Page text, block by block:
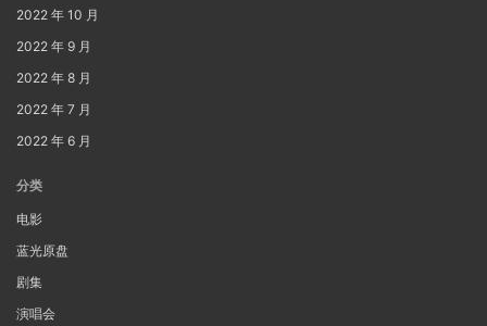
2022 年 10 月
2022 年 9 月
2022 年 8 月
2022 年 7 月
2022 年 6 月
分类
电影
蓝光原盘
剧集
演唱会